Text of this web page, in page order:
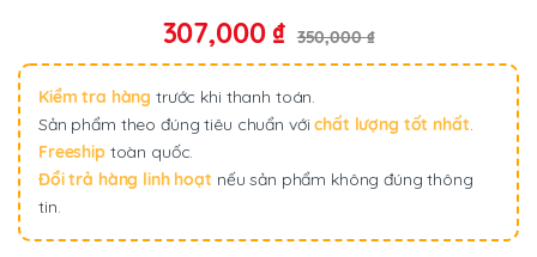
307,000 ₫ 350,000₫
Kiểm tra hàng trước khi thanh toán.
Sản phẩm theo đúng tiêu chuẩn vớichất lượng tốt nhất.
Freeshiptoàn quốc.
Đổi trả hàng linh hoạt nếu sản phẩm không đúng thông
tin.